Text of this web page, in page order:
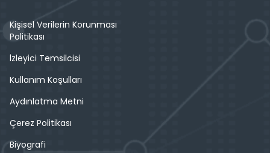
Kişisel Verilerin Korunması
Politikası
İzleyici Temsilcisi
Kullanım Koşulları
Aydınlatma Metni
Çerez Politikası
Biyografi